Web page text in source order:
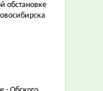
обстановке